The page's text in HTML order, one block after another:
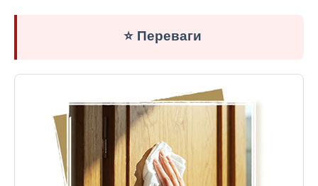
⭐ Переваги